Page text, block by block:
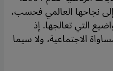
نجاحها العالمي فحسب،
التي تعالجها. إذ
الاجتماعية، ولا سيما